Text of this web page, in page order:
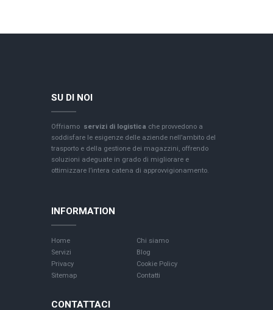
SU DI NOI
Offriamo servizi di logistica che provvedono a
soddisfare le esigenze delle aziende nell’ambito del
trasporto e della gestione dei magazzini, offrendo
soluzioni adeguate in grado di migliorare e
ottimizzare l’intera catena di approvvigionamento.
INFORMATION
Home
Chi siamo
Servizi
Blog
Privacy
Cookie Policy
Sitemap
Contatti
CONTATTACI